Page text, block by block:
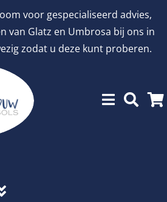
voor gespecialiseerd advies,
van Glatz en Umbrosa bij ons in
zodat u deze kunt proberen.